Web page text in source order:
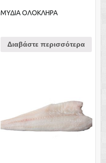
ΜΥΔΙΑ ΟΛΟΚΛΗΡΑ
Διαβάστε περισσότερα